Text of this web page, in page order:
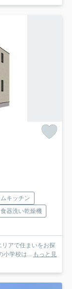
キッチン
食器洗い乾燥機
アで住まいをお探
小学校は... もっと見